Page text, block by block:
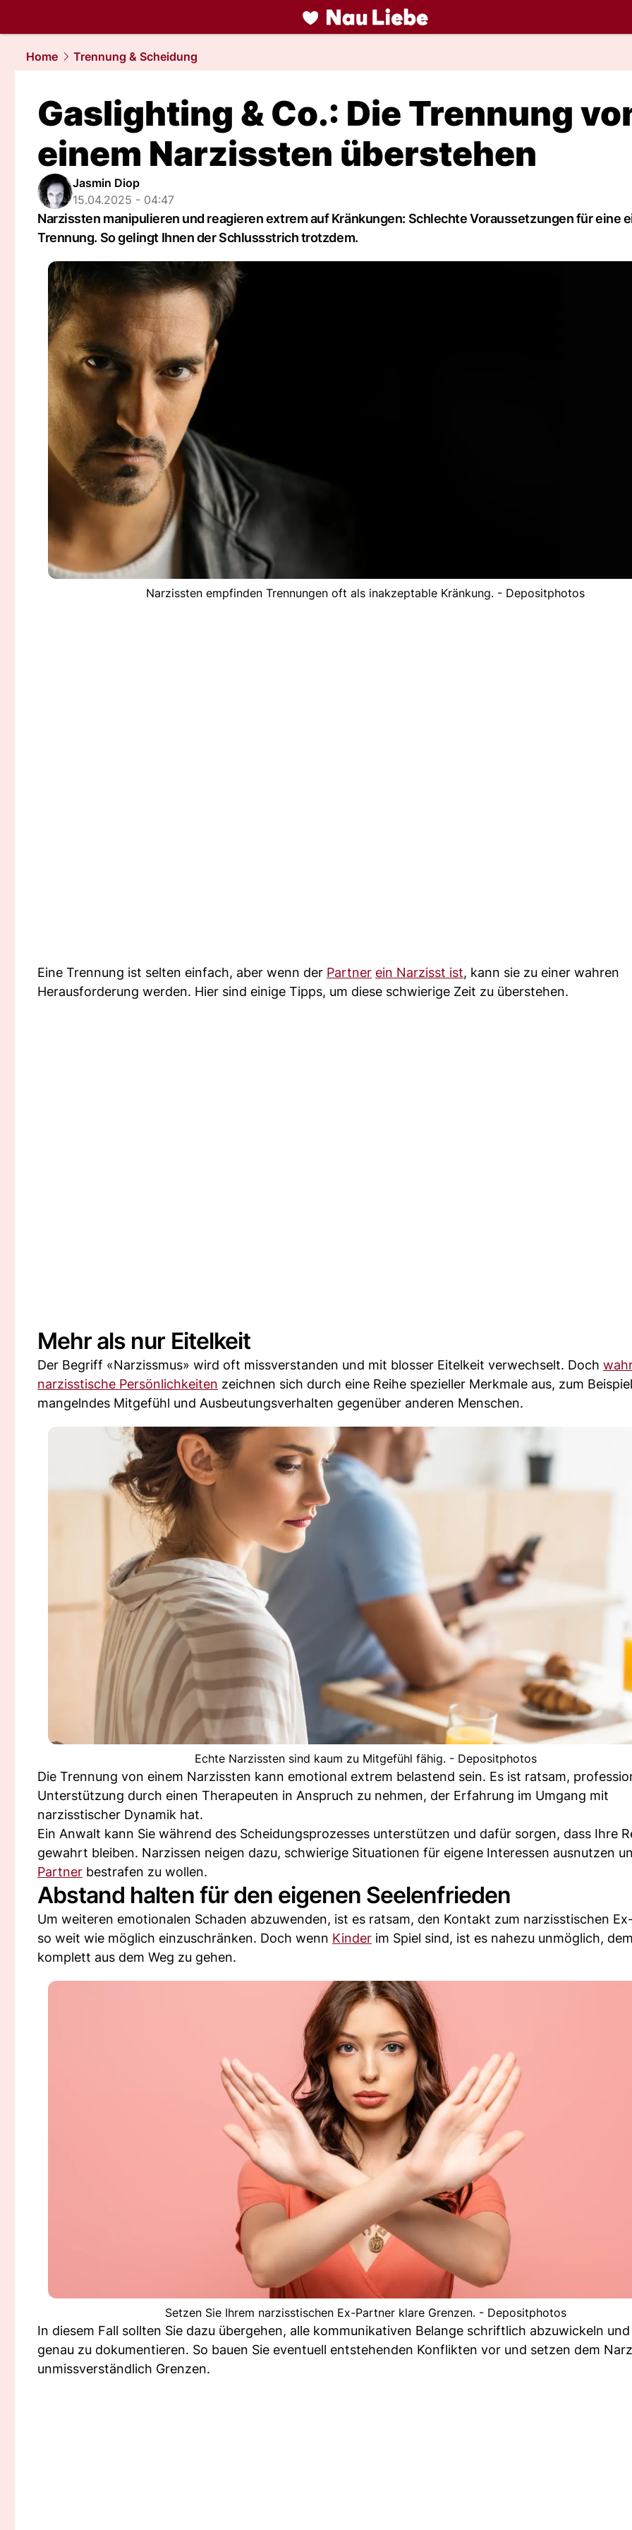
liebe.NAU.ch
Home
Trennung & Scheidung
Gaslighting & Co.: Die Trennung
einem Narzissten überstehen
Jasmin Diop
15.04.2025 - 04:47
Narzissten manipulieren und reagieren extrem auf Kränkungen: Schlechte Voraussetzungen für eine
Trennung. So gelingt Ihnen der Schlussstrich trotzdem.
Narzissten empfinden Trennungen oft als inakzeptable Kränkung. - Depositphotos
Eine Trennung ist selten einfach, aber wenn der Partner ein Narzisst ist, kann sie zu einer wahren
Herausforderung werden. Hier sind einige Tipps, um diese schwierige Zeit zu überstehen.
Mehr als nur Eitelkeit
Der Begriff «Narzissmus» wird oft missverstanden und mit blosser Eitelkeit verwechselt. Doch
narzisstische Persönlichkeiten zeichnen sich durch eine Reihe spezieller Merkmale aus, zum Beispiel
mangelndes Mitgefühl und Ausbeutungsverhalten gegenüber anderen Menschen.
Echte Narzissten sind kaum zu Mitgefühl fähig. - Depositphotos
Die Trennung von einem Narzissten kann emotional extrem belastend sein. Es ist ratsam,
Unterstützung durch einen Therapeuten in Anspruch zu nehmen, der Erfahrung im Umgang mit
narzisstischer Dynamik hat.
Ein Anwalt kann Sie während des Scheidungsprozesses unterstützen und dafür sorgen, dass Ihre
gewahrt bleiben. Narzissen neigen dazu, schwierige Situationen für eigene Interessen ausnutzen
Partner bestrafen zu wollen.
Abstand halten für den eigenen Seelenfrieden
Um weiteren emotionalen Schaden abzuwenden, ist es ratsam, den Kontakt zum narzisstischen
so weit wie möglich einzuschränken. Doch wenn Kinder im Spiel sind, ist es nahezu unmöglich,
komplett aus dem Weg zu gehen.
Setzen Sie Ihrem narzisstischen Ex-Partner klare Grenzen. - Depositphotos
In diesem Fall sollten Sie dazu übergehen, alle kommunikativen Belange schriftlich abzuwickeln und
genau zu dokumentieren. So bauen Sie eventuell entstehenden Konflikten vor und setzen dem
unmissverständlich Grenzen.